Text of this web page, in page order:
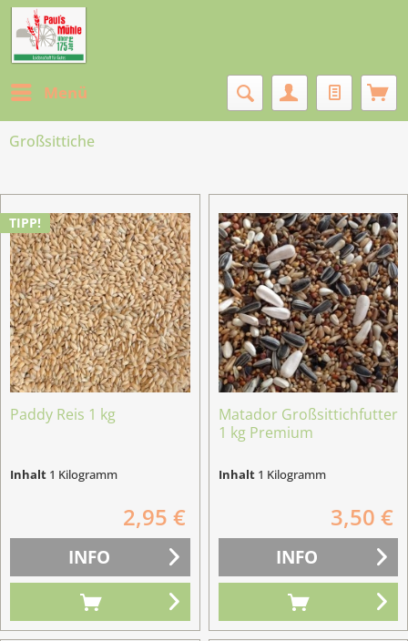
Menü
Großsittiche
TIPP!
Paddy Reis 1 kg
Inhalt 1 Kilogramm
2,95 €
INFO
Matador Großsittichfutter
1 kg Premium
Inhalt 1 Kilogramm
3,50 €
INFO